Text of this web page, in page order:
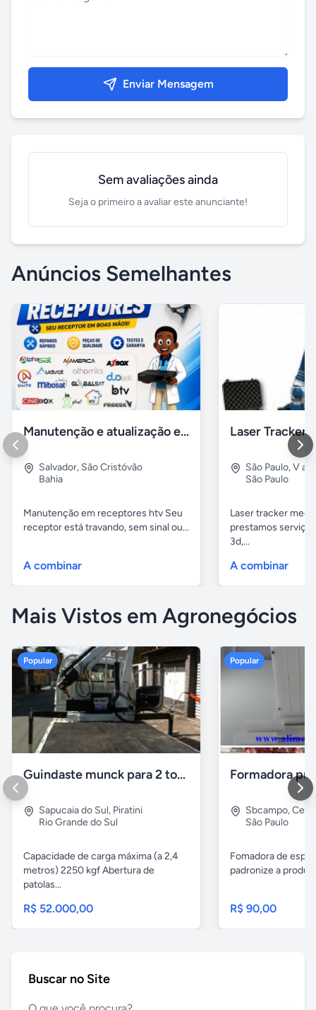
Enviar Mensagem
Sem avaliações ainda
Seja o primeiro a avaliar este anunciante!
Anúncios Semelhantes
Manutenção e atualização em receptores Htv em Salvador Ba
Salvador, São Cristóvão
Bahia
Manutenção em receptores htv Seu
receptor está travando, sem sinal ou...
A combinar
São Paulo,V
São Paulo
Laser tracker
prestamos
3d,...
A combinar
Mais Vistos em Agronegócios
Popular
Guindaste munck para 2 toneladas
Sapucaia do Sul, Piratini
Rio Grande do Sul
Capacidade de carga máxima (a 2,4
metros) 2250 kgf Abertura de
patolas...
R$ 52.000,00
Popular
Sbcampo,
São Paulo
Fomadora de
padronize a
R$ 90,00
Buscar no Site